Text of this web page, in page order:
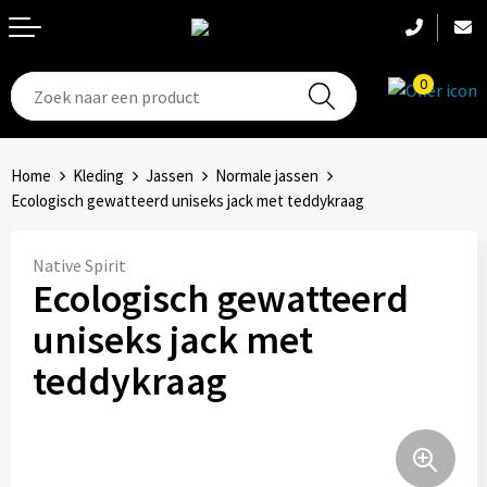
0
T-Shirts
Broeken en shorts
Schoenen
Badtextiel
Jassen
Hoeden
Hoofdbanden
Sets
Bandanas
Accessoires
Aanstekers
Anti-stress
Elektronica, Gadgets en USB
Feestartikelen
Fitness
Home Kleding Jassen
Normale jassen
Ecologisch gewatteerd uniseks jack met teddykraag
Native Spirit
Ecologisch gewatteerd
uniseks jack met
teddykraag